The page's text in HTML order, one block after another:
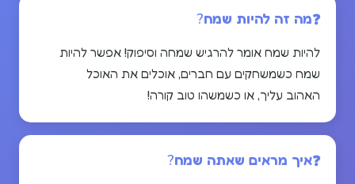
מה זה להיות שמח?
להיות שמח אומר להרגיש שמחה וסיפוק! אפשר להיות
שמח כשמשחקים עם חברים, אוכלים את האוכל
האהוב עליך, או כשמשהו טוב קורה!
איך מראים שאתה שמח?